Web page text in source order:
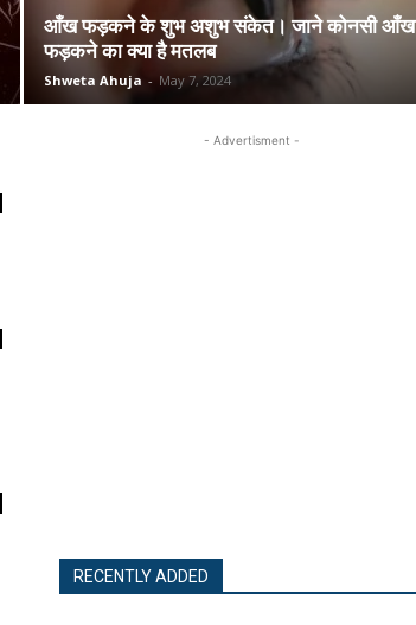
आँख फड़कने के शुभ अशुभ संकेत। जाने कोनसी आँख
फड़कने का क्या है मतलब
Shweta Ahuja - May 7, 2024
- Advertisment -
RECENTLY ADDED